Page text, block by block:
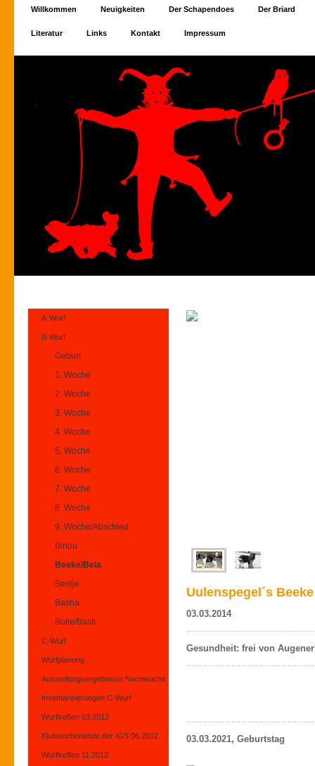
Willkommen Neuigkeiten Der Schapendoes Der Briard
Literatur Links Kontakt Impressum
A-Wurf
B-Wurf
Geburt
1. Woche
2. Woche
3. Woche
4. Woche
5. Woche
6. Woche
7. Woche
8. Woche
9. Woche/Abschied
Binou
Beeke/Bela
Bentje
Basha
Bolle/Basti
C-Wurf
Wurfplanung
Ausstellungsergebnisse Nachwuchs
Inventarisierungen C-Wurf
Wurftreffen 03.2012
Klubwochenende der IGS 06.2012
Wurftreffen 11.2012
Uulenspegel´s
03.03.2014
Gesundheit: frei von
03.03.2021, Geburtstag